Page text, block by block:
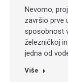
Nevomo,
završio prve
sposobnost
železničkoj
jedna od
Više